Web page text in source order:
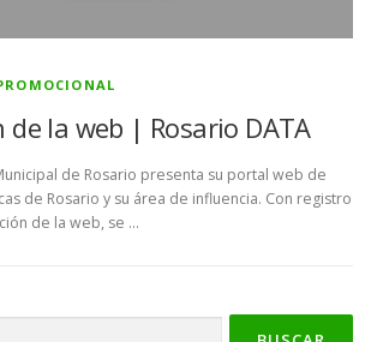
de la web | Rosario DATA
de Rosario presenta su portal web de
de Rosario y su área de influencia. Con registro
de la web, se …